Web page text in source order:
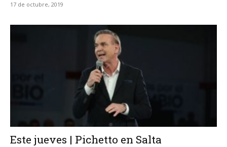
17 de octubre, 2019
Este jueves | Pichetto en Salta